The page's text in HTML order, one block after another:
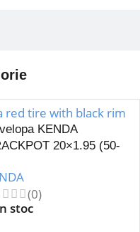
KENDA
20×1.95 (50-
(0)
stoc